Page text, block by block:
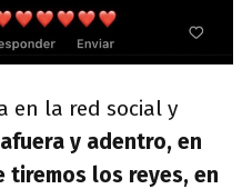
en la red social y
y adentro, en
tiremos los reyes, en